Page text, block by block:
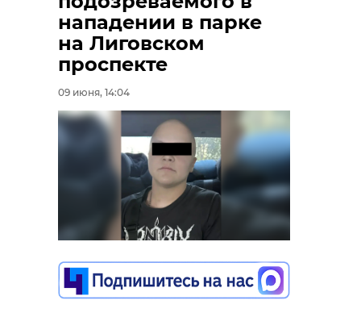
нападении в парке
на Лиговском
проспекте
09 июня, 14:04